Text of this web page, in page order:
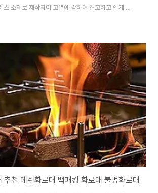
스 소재로 제작되어 고열에 강하며 견고하고 쉽게 변
숯받침대 스텐레스 소재의 숯받침대가 있어서 안전하
, 편리한 전용가방 간편하게 들고 다닐수 있는 캔버스
로, 접이식화로대,불멍화로대, 캠핑화로대 숯,차콜 숯
구매사이트
treebook1/products/6999246162
스테인리스 화로대 숯점화통 MT-1..
추천 메쉬화로대 백패킹 화로대 불멍화로대